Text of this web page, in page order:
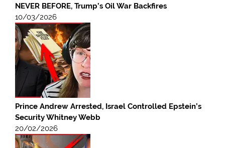
NEVER BEFORE, Trump’s Oil War Backfires
10/03/2026
Prince Andrew Arrested, Israel Controlled Epstein’s
Security Whitney Webb
20/02/2026